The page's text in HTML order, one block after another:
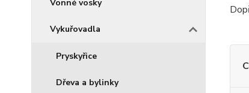
Vonné vosky
Vykuřovadla
Pryskyřice
Dřeva a bylinky